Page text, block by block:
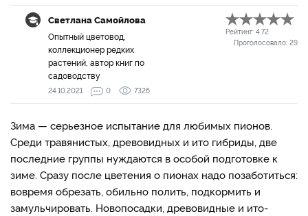
Светлана Самойлова
Опытный цветовод,
коллекционер редких
растений, автор книг по
садоводству
Рейтинг: 4.72
Проголосовало: 29
24.10.2021 0 7326
Зима — серьезное испытание для любимых пионов.
Среди травянистых, древовидных и ито гибриды, две
последние группы нуждаются в особой подготовке к
зиме. Сразу после цветения о пионах надо позаботиться:
вовремя обрезать, обильно полить, подкормить и
замульчировать. Новопосадки, древовидные и ито-